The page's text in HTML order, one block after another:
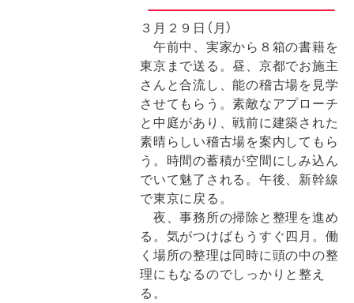
３月２９日（月）
午前中、実家から８箱の書籍を
東京まで送る。昼、京都でお施主
さんと合流し、能の稽古場を見学
させてもらう。素敵なアプローチ
と中庭があり、戦前に建築された
素晴らしい稽古場を案内してもら
う。時間の蓄積が空間にしみ込ん
でいて魅了される。午後、新幹線
で東京に戻る。
夜、事務所の掃除と整理を進め
る。気がつけばもうすぐ四月。働
く場所の整理は同時に頭の中の整
理にもなるのでしっかりと整え
る。